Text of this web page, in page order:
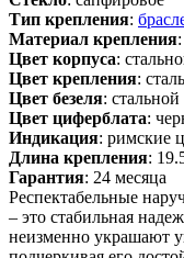
Тип крепления:
Материал крепления
Цвет корпуса:
Цвет крепления:
Цвет безеля: стальной
Цвет циферблата:
Индикация: римские
Длина крепления:
Гарантия: 24 месяца
Респектабельные
– это стабильная
неизменно украшают